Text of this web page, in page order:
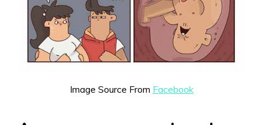
Image Source From Facebook